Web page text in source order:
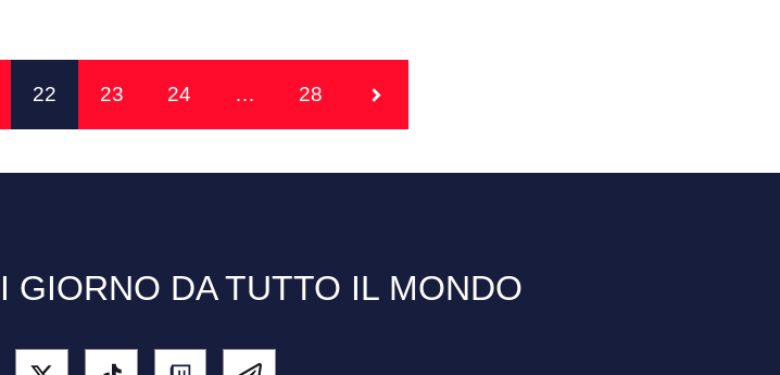
22 23 24 … 28
GIORNO DA TUTTO IL MONDO